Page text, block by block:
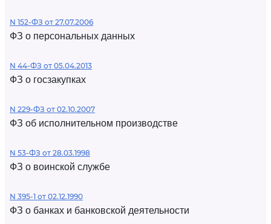
N 152-ФЗ от 27.07.2006
ФЗ о персональных данных
N 44-ФЗ от 05.04.2013
ФЗ о госзакупках
N 229-ФЗ от 02.10.2007
ФЗ об исполнительном производстве
N 53-ФЗ от 28.03.1998
ФЗ о воинской службе
N 395-1 от 02.12.1990
ФЗ о банках и банковской деятельности